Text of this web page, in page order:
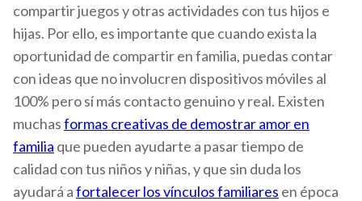
compartir juegos y otras actividades con tus hijos e
hijas. Por ello, es importante que cuando exista la
oportunidad de compartir en familia, puedas contar
con ideas que no involucren dispositivos móviles al
100% pero sí más contacto genuino y real. Existen
muchasformas creativas de demostrar amor en
familia que pueden ayudarte a pasar tiempo de
calidad con tus niños y niñas, y que sin duda los
ayudará afortalecer los vínculos familiares en época